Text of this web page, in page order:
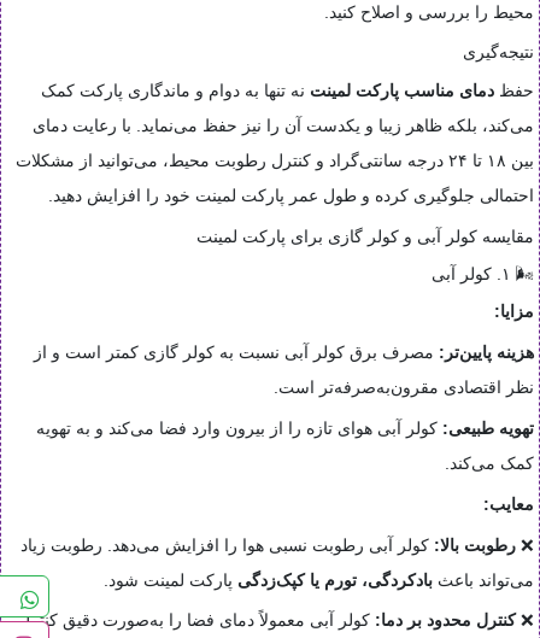
محیط را بررسی و اصلاح کنید.
نتیجه‌گیری
حفظ دمای مناسب پارکت لمینت نه تنها به دوام و ماندگاری پارکت کمک
می‌کند، بلکه ظاهر زیبا و یکدست آن را نیز حفظ می‌نماید. با رعایت دمای
بین ۱۸ تا ۲۴ درجه سانتی‌گراد و کنترل رطوبت محیط، می‌توانید از مشکلات
احتمالی جلوگیری کرده و طول عمر پارکت لمینت خود را افزایش دهید.
مقایسه کولر آبی و کولر گازی برای پارکت لمینت
🌬️ ۱. کولر آبی
مزایا:
هزینه پایین‌تر: مصرف برق کولر آبی نسبت به کولر گازی کمتر است و از
نظر اقتصادی مقرون‌به‌صرفه‌تر است.
تهویه طبیعی: کولر آبی هوای تازه را از بیرون وارد فضا می‌کند و به تهویه
کمک می‌کند.
معایب:
❌ رطوبت بالا: کولر آبی رطوبت نسبی هوا را افزایش می‌دهد. رطوبت زیاد
می‌تواند باعث بادکردگی، تورم یا کپک‌زدگی پارکت لمینت شود.
❌کنترل محدود بر دما: کولر آبی معمولاً دمای فضا را به‌صورت دقیق کنترل